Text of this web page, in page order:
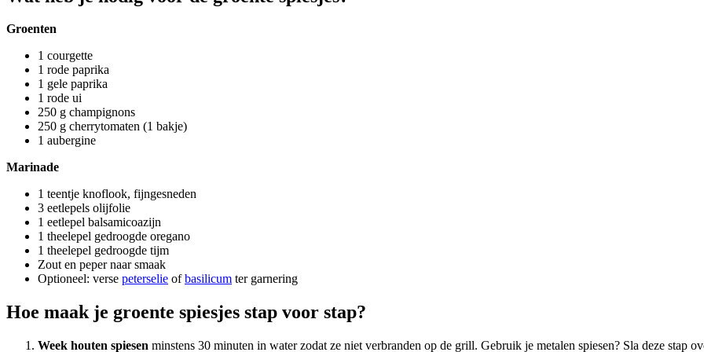
Groenten
1 courgette
1 rode paprika
1 gele paprika
1 rode ui
250 g champignons
250 g cherrytomaten (1 bakje)
1 aubergine
Marinade
1 teentje knoflook, fijngesneden
3 eetlepels olijfolie
1 eetlepel balsamicoazijn
1 theelepel gedroogde oregano
1 theelepel gedroogde tijm
Zout en peper naar smaak
Optioneel: verse peterselie ofbasilicum ter garnering
Hoe maak je groente spiesjes stap voor stap?
Week houten spiesen minstens 30 minuten in water zodat ze niet verbranden op de grill. Gebruik je metalen spiesen? Sla deze stap